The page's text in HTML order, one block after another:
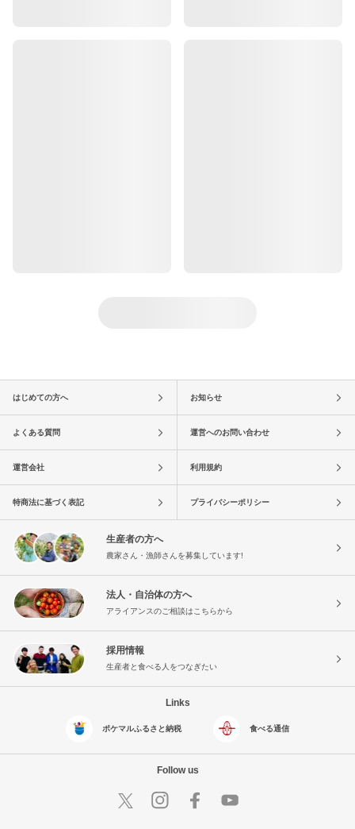
はじめての方へ お知らせ
よくある質問 運営へのお問い合わせ
運営会社 利用規約
特商法に基づく表記 プライバシーポリシー
生産者の方へ
農家さん・漁師さんを募集しています!
法人・自治体の方へ
アライアンスのご相談はこちらから
採用情報
生産者と食べる人をつなぎたい
Links
ポケマルふるさと納税 食べる通信
Follow us